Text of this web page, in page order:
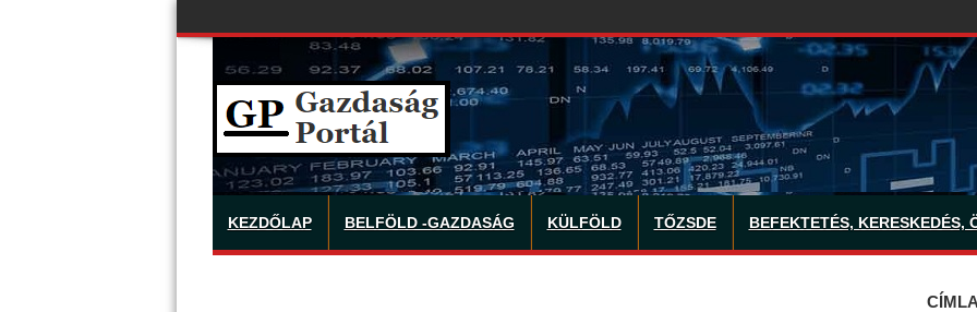
KEZDŐLAP BELFÖLD -GAZDASÁG KÜLFÖLD TŐZSDE BEFEKTETÉS, KERESKEDÉS,